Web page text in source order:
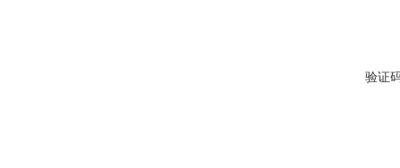
验证